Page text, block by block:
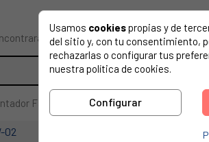
en la etiqueta de tu
Fagor, Vaillant, Cointra Recto
02
Usamos cookiespropias y de
del sitio y, con tu consentimiento,
rechazarlas o configurar tus
nuestra política de cookies.
Configurar